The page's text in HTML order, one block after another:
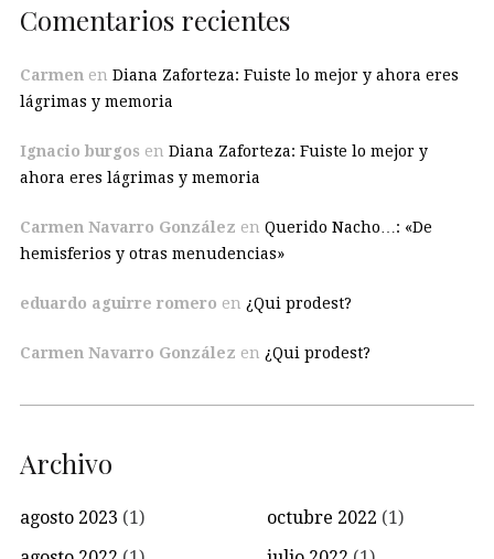
Comentarios recientes
Carmen en Diana Zaforteza: Fuiste lo mejor y ahora eres
lágrimas y memoria
Ignacio burgos en Diana Zaforteza: Fuiste lo mejor y
ahora eres lágrimas y memoria
Carmen Navarro González en Querido Nacho…: «De
hemisferios y otras menudencias»
eduardo aguirre romero en ¿Qui prodest?
Carmen Navarro González en ¿Qui prodest?
Archivo
agosto 2023 (1) octubre 2022 (1)